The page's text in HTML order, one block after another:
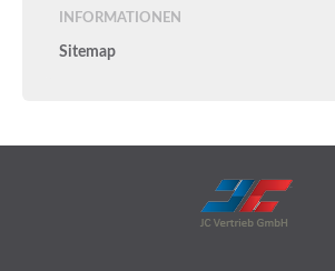
INFORMATIONEN
Sitemap